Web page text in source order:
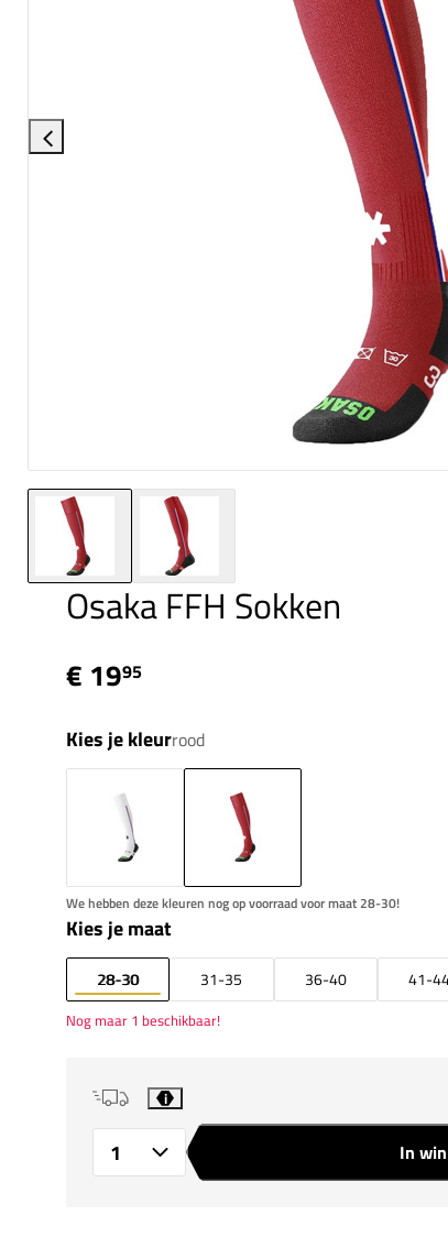
Osaka FFH Sokken
€ 1995
Kies je kleurrood
We hebben deze kleuren nog op voorraad voor maat 28-30!
Kies je maat
28-30 31-35 36-40 41-
Nog maar 1 beschikbaar!
i
In